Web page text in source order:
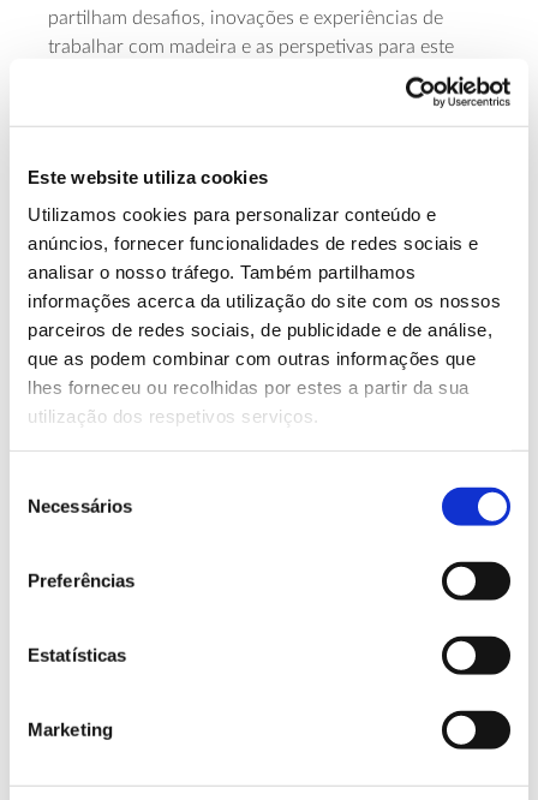
Este website utiliza cookies
Utilizamos cookies para personalizar conteúdo e
anúncios, fornecer funcionalidades de redes sociais e
analisar o nosso tráfego. Também partilhamos
informações acerca da utilização do site com os nossos
parceiros de redes sociais, de publicidade e de análise,
que as podem combinar com outras informações que
lhes forneceu ou recolhidas por estes a partir da sua
utilização dos respetivos serviços.
Necessários
Preferências
Estatísticas
Marketing
partilham desafios, inovações e experiências de
trabalhar com madeira e as perspetivas para este
sector. É organizado pelo SerQ – Centro de Inovação
e Competências da Floresta, LNEC – Laboratório
Nacional de Engenharia Civil e Universidade de
Saber mais
13.07.2026
Genoma do priolo e de outras espécies em risco:
conhecer para conservar
02.07.2026
Registar galhas de Trichi em acácia-das-espigas:
cidadãos chamados a ajudar
no verão 2026